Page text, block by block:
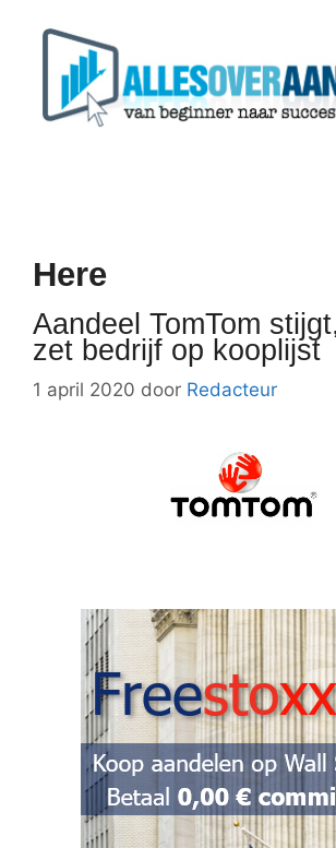
Here
Aandeel TomTom
zet bedrijf op kooplijst
1 april 2020 door Redacteur